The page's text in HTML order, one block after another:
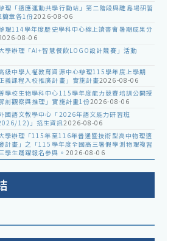
理「適應運動共學行動站」第二階段與離島場研習
簡章各1份2026-08-06
理114學年度歷史學科中心線上讀書會暑期成果分
08-06
學辦理「AI+智慧餐飲LOGO設計競賽」活動
級中學人權教育資源中心辦理115學年度上學期
義課程入校推廣計畫」實施計畫2026-08-06
學校生物學科中心115學年度能力競賽培訓公開授
剖觀察與推理」實施計畫1份2026-08-06
國語文教學中心「2026年語文能力研習班
12)」招生資訊2026-08-06
學辦理「115年至116年普通暨技術型高中物理適
計畫」之「115學年度全國高三暑假學測物理複習
學生踴躍報名參與。 2026-08-06